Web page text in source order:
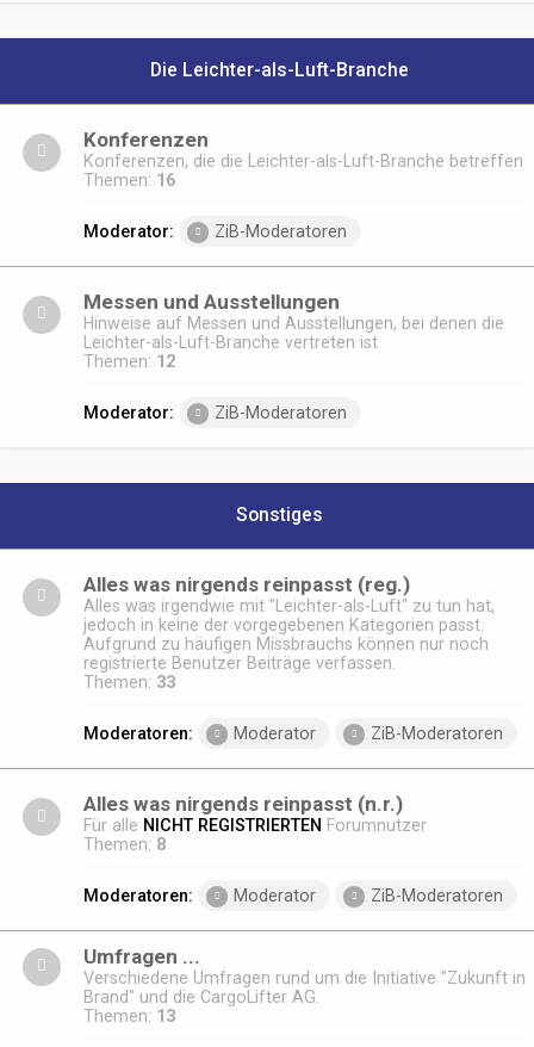
Die Leichter-als-Luft-Branche
Konferenzen
Konferenzen, die die Leichter-als-Luft-Branche betreffen
Themen: 16
Moderator: ZiB-Moderatoren
Messen und Ausstellungen
Hinweise auf Messen und Ausstellungen, bei denen die
Leichter-als-Luft-Branche vertreten ist
Themen: 12
Moderator: ZiB-Moderatoren
Sonstiges
Alles was nirgends reinpasst (reg.)
Alles was irgendwie mit "Leichter-als-Luft" zu tun hat,
jedoch in keine der vorgegebenen Kategorien passt.
Aufgrund zu häufigen Missbrauchs können nur noch
registrierte Benutzer Beiträge verfassen.
Themen: 33
Moderatoren: Moderator ZiB-Moderatoren
Alles was nirgends reinpasst (n.r.)
Für alle NICHT REGISTRIERTEN Forumnutzer
Themen: 8
Moderatoren: Moderator ZiB-Moderatoren
Umfragen ...
Verschiedene Umfragen rund um die Initiative "Zukunft in
Brand" und die CargoLifter AG.
Themen: 13